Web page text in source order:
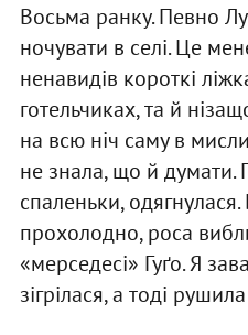
Восьма ранку. Певно
ночувати в селі. Це
ненавидів короткі
готельчиках, та й
на всю ніч саму в
не знала, що й думати.
спаленьки,
прохолодно, роса
«мерседесі» Гуґо. Я
зігрілася, а тоді